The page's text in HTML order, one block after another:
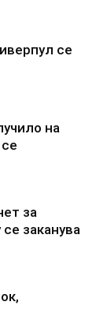
се
на
за
заканува